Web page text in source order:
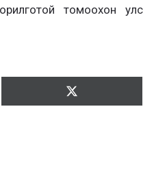
томоохон улс
Түгээх:
Т
ү